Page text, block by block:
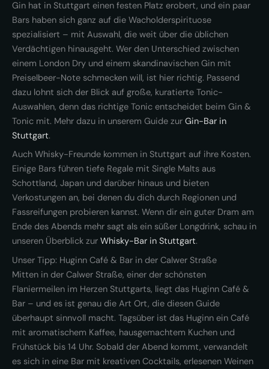
Gin hat in Stuttgart einen festen Platz erobert, und ein paar
Bars haben sich ganz auf die Wacholderspirituose
spezialisiert – mit Auswahl, die weit über die üblichen
Verdächtigen hinausgeht. Wer den Unterschied zwischen
einem London Dry und einem skandinavischen Gin mit
Preiselbeer-Note schmecken will, ist hier richtig. Passend
dazu lohnt sich der Blick auf große, kuratierte Tonic-
Auswahlen, denn das richtige Tonic entscheidet beim Gin &
Tonic mit. Mehr dazu in unserem Guide zur Gin-Bar in
Stuttgart.
Auch Whisky-Freunde kommen in Stuttgart auf ihre Kosten.
Einige Bars führen tiefe Regale mit Single Malts aus
Schottland, Japan und darüber hinaus und bieten
Verkostungen an, bei denen du dich durch Regionen und
Fassreifungen probieren kannst. Wenn dir ein guter Dram am
Ende des Abends mehr sagt als ein süßer Longdrink, schau in
unseren Überblick zur Whisky-Bar in Stuttgart.
Unser Tipp: Huginn Café & Bar in der Calwer Straße
Mitten in der Calwer Straße, einer der schönsten
Flaniermeilen im Herzen Stuttgarts, liegt das Huginn Café &
Bar – und es ist genau die Art Ort, die diesen Guide
überhaupt sinnvoll macht. Tagsüber ist das Huginn ein Café
mit aromatischem Kaffee, hausgemachtem Kuchen und
Frühstück bis 14 Uhr. Sobald der Abend kommt, verwandelt
es sich in eine Bar mit kreativen Cocktails, erlesenen Weinen